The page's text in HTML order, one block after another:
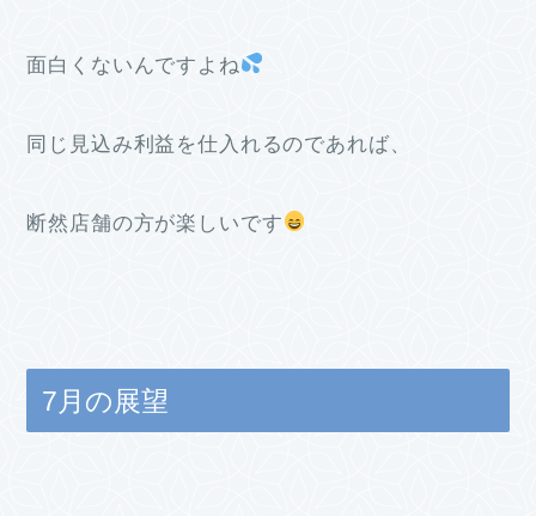
面白くないんですよね
同じ見込み利益を仕入れるのであれば、
断然店舗の方が楽しいです
7月の展望